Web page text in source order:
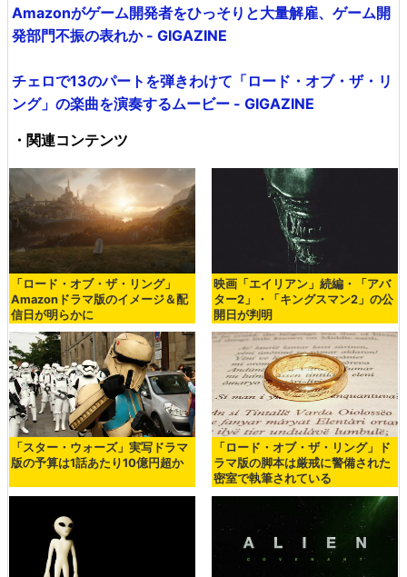
Amazonがゲーム開発者をひっそりと大量解雇、ゲーム開
発部門不振の表れか - GIGAZINE
チェロで13のパートを弾きわけて「ロード・オブ・ザ・リ
ング」の楽曲を演奏するムービー - GIGAZINE
・関連コンテンツ
「ロード・オブ・ザ・リング」
Amazonドラマ版のイメージ＆配
信日が明らかに
映画「エイリアン」続編・「アバ
ター2」・「キングスマン2」の公
開日が判明
「スター・ウォーズ」実写ドラマ
版の予算は1話あたり10億円超か
「ロード・オブ・ザ・リング」ド
ラマ版の脚本は厳戒に警備された
密室で執筆されている